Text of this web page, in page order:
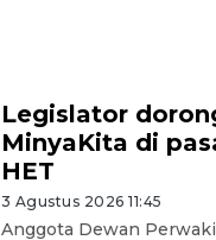
Legislator
MinyaKita di
HET
3 Agustus 2026 11:45
Anggota Dewan
7 jam lalu